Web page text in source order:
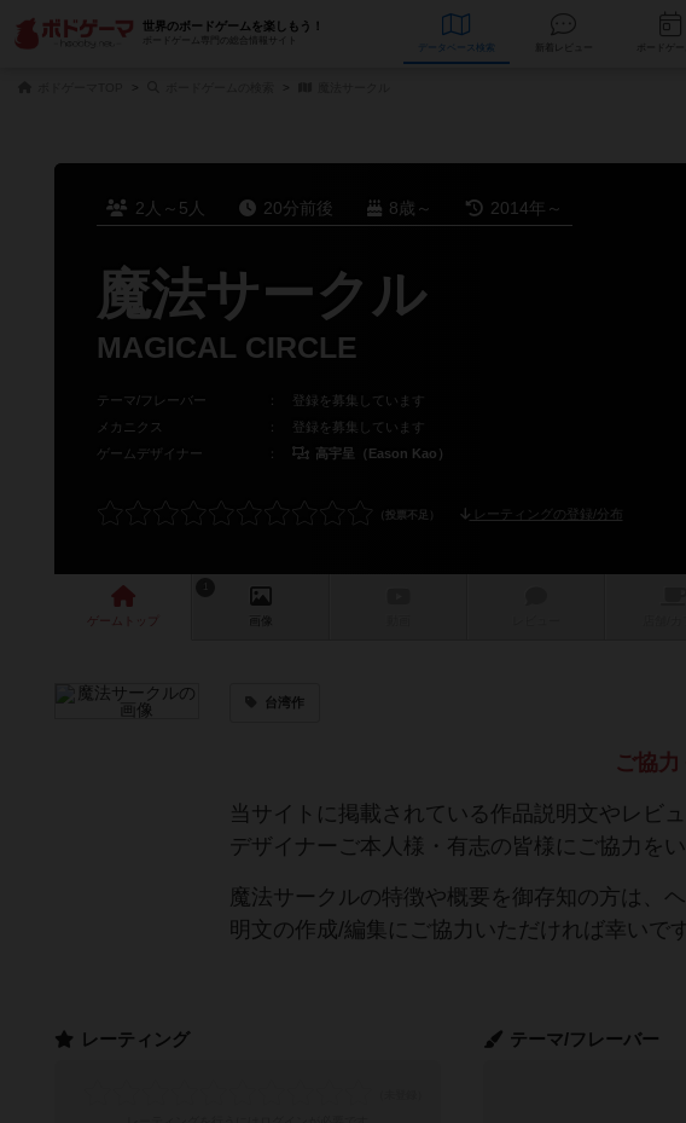
世界のボードゲームを楽しもう！
ボードゲーム専門の総合情報サイト
データベース
2人～5人 20分前後 8歳～ 2014年～
魔法サークル
MAGICAL CIRCLE
テーマ/フレーバー ：
登録を募集しています
メカニクス
：
登録を募集しています
ゲームデザイナー
： 高宇呈（Eason Kao）
レーティングの登録/分布
ゲーム 画像
台湾作
ご協
当サイトに掲載されている作品説明文やレビ
デザイナーご本人様・有志の皆様にご協力を
魔法サークルの特徴や概要を御存知の方は、
明文の作成/編集にご協力いただければ幸いです
テーマ/フレーバー
レーティング